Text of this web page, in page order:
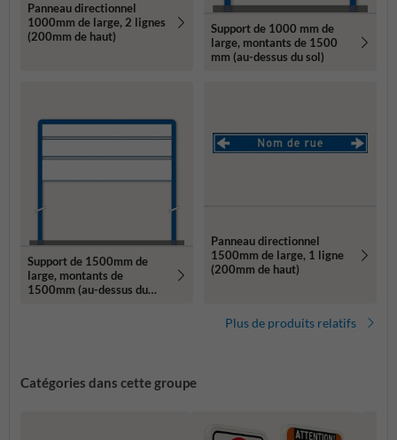
Panneau directionnel
1000mm de large, 2 lignes
(200mm de haut)
Support de 1000 mm de
large, montants de 1500
mm (au-dessus du sol)
Support de 1500mm de
large, montants de
1500mm (au-dessus du
Panneau directionnel
1500mm de large, 1 ligne
(200mm de haut)
Plus de produits relatifs
Catégories dans cette groupe